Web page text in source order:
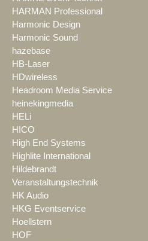
HARMAN Professional
Harmonic Design
Harmonic Sound
hazebase
HB-Laser
HDwireless
Headroom Media Service
heinekingmedia
HELi
HICO
High End Systems
Highlite International
Hildebrandt
Veranstaltungstechnik
HK Audio
HKG Eventservice
Hoellstern
HOF